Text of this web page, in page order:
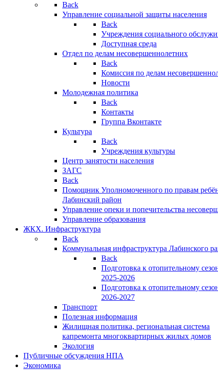
Back
Управление социальной защиты населения
Back
Учреждения социального
Доступная среда
Отдел по делам несовершеннолетних
Back
Комиссия по делам
Новости
Молодежная политика
Back
Контакты
Группа Вконтакте
Культура
Back
Учреждения культуры
Центр занятости населения
ЗАГС
Back
Помощник Уполномоченного по правам
Лабинский район
Управление опеки и попечительства
Управление образования
ЖКХ. Инфраструктура
Back
Коммунальная инфраструктура Лабинского
Back
Подготовка к отопительному
2025-2026
Подготовка к отопительному
2026-2027
Транспорт
Полезная информация
Жилищная политика, региональная система
капремонта многоквартирных жилых домов
Экология
Публичные обсуждения НПА
Экономика